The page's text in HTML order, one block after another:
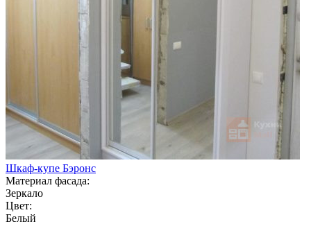
Шкаф-купе Бэронс
Материал фасада:
Зеркало
Цвет:
Белый